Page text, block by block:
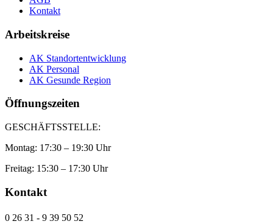
Kontakt
Arbeitskreise
AK Standortentwicklung
AK Personal
AK Gesunde Region
Öffnungszeiten
GESCHÄFTSSTELLE:
Montag: 17:30 – 19:30 Uhr
Freitag: 15:30 – 17:30 Uhr
Kontakt
0 26 31 - 9 39 50 52